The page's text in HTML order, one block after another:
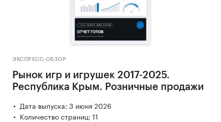
ЭКСПРЕСС-ОБЗОР
Рынок игр и игрушек 2017-2025.
Республика Крым. Розничные продажи
Дата выпуска: 3 июня 2026
Количество страниц: 11